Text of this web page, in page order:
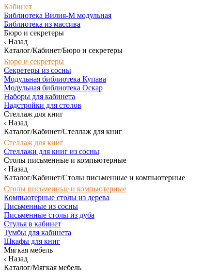
Кабинет
Библиотека Вилия-М модульная
Библиотека из массива
Бюро и секретеры
Назад
Каталог/Кабинет/Бюро и секретеры
Бюро и секретеры
Секретеры из сосны
Модульная библиотека Купава
Модульная библиотека Оскар
Наборы для кабинета
Надстройки для столов
Стеллаж для книг
Назад
Каталог/Кабинет/Стеллаж для книг
Стеллаж для книг
Стеллажи для книг из сосны
Столы письменные и компьютерные
Назад
Каталог/Кабинет/Столы письменные и компьютерные
Столы письменные и компьютерные
Компьютерные столы из дерева
Письменные из сосны
Письменные столы из дуба
Стулья в кабинет
Тумбы для кабинета
Шкафы для книг
Мягкая мебель
Назад
Каталог/Мягкая мебель